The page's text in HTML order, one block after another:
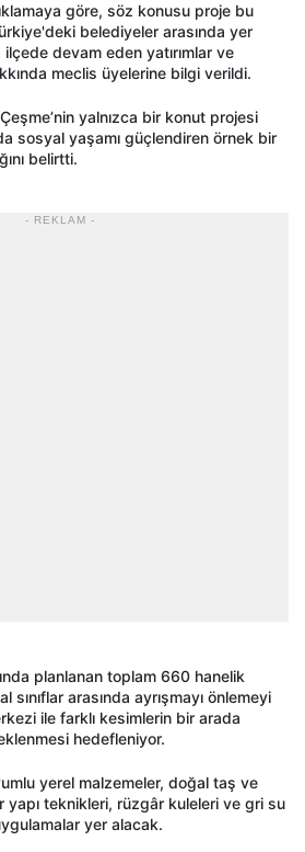
göre, söz konusu proje bu
belediyeler arasında yer
ilçede devam eden yatırımlar ve
meclis üyelerine bilgi verildi.
yalnızca bir konut projesi
sosyal yaşamı güçlendiren örnek bir
belirtti.
- REKLAM -
planlanan toplam 660 hanelik
sınıflar arasında ayrışmayı önlemeyi
ile farklı kesimlerin bir arada
hedefleniyor.
yerel malzemeler, doğal taş ve
teknikleri, rüzgâr kuleleri ve gri su
yer alacak.